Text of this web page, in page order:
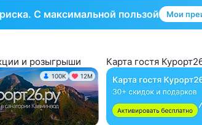
С максимальной пользой Мои
и розыгрыши
100K 12М
Карта гостя